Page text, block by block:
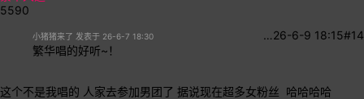
5590
#14
26-6-9 18:15
…
小猪猪来了 发表于 26-6-7 18:30
繁华唱的好听~！
这个不是我唱的 人家去参加男团了 据说现在超多女粉丝 哈哈哈哈